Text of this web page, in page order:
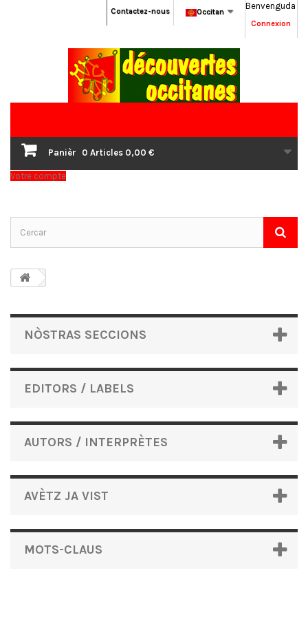
Benvenguda
Connexion
Occitan
Contactez-nous
Panièr 0 Articles 0,00 €
Votre compte
NÒSTRAS SECCIONS
EDITORS / LABELS
AUTORS / INTERPRÈTES
AVÈTZ JA VIST
MOTS-CLAUS